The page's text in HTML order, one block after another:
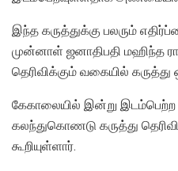
இந்த கருத்துக்கு பலரும்
முன்னாள் ஜனாதிபதி மஹிந்த
தெரிவிக்கும் வகையில்
கேகாலையில் இன்று இடம்பெற்ற
கலந்துகொணடு கருத்து
கூறியுள்ளார்.